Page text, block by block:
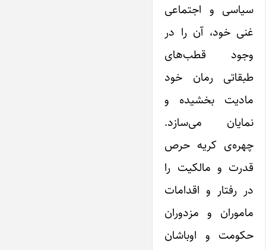
سیاسی و اجتماعی
غنی خود، آن را در
وجود قطب‌های
طبقاتی رمان خود
مادیت بخشیده و
نمایان می‌سازد.
چهره‌ی کریه حرص
قدرت و مالکیت را
در رفتار و اقدامات
ماموران و مزدوران
حکومت و اوباشان